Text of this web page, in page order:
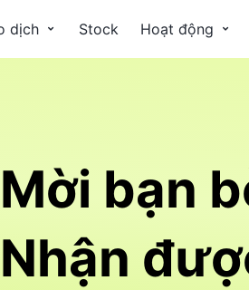
dịch Stock Hoạt động
Mời bạn
Nhận